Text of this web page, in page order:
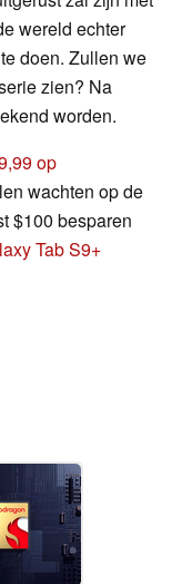
wereld echter
doen. Zullen we
zien? Na
worden.
op
wachten op de
$100 besparen
Tab S9+